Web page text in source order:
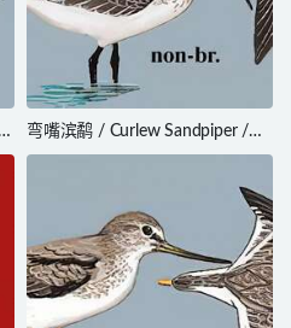
弯嘴滨鹬 / Curlew Sandpiper /
Calidris ferruginea